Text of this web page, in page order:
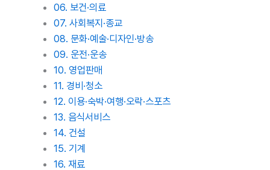
06. 보건·의료
07. 사회복지·종교
08. 문화·예술·디자인·방송
09. 운전·운송
10. 영업판매
11. 경비·청소
12. 이용·숙박·여행·오락·스포츠
13. 음식서비스
14. 건설
15. 기계
16. 재료